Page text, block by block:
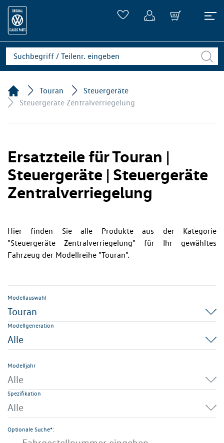
Touran
Steuergeräte
Steuergeräte Zentralverriegelung
Ersatzteile für Touran |
Steuergeräte | Steuergeräte
Zentralverriegelung
Hier finden Sie alle Produkte aus der Kategorie
"Steuergeräte Zentralverriegelung" für Ihr gewähltes
Fahrzeug der Modellreihe "Touran".
Modellauswahl
Touran
Modellgeneration
Alle
Modelljahr
Alle
Spezifikation
Alle
Optionale Suche*: